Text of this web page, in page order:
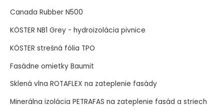
Canada Rubber N500
KÖSTER NB1 Grey - hydroizolácia pivnice
KÖSTER strešná fólia TPO
Fasádne omietky Baumit
Sklená vlna ROTAFLEX na zateplenie fasády
Minerálna izolácia PETRAFAS na zateplenie fasád a striech